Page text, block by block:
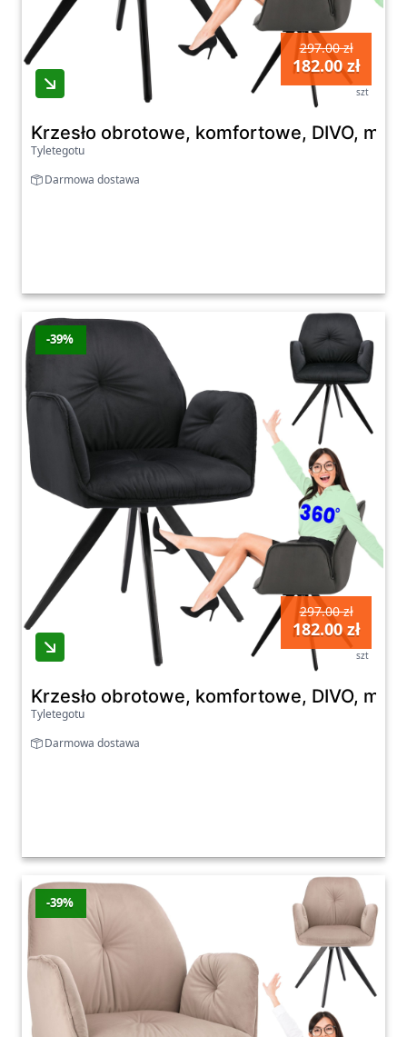
297.00 zł
182.00 zł
szt
Krzesło obrotowe, komfortowe, DIVO,
Tyletegotu
Darmowa dostawa
-39%
297.00 zł
182.00 zł
szt
Krzesło obrotowe, komfortowe, DIVO,
Tyletegotu
Darmowa dostawa
-39%